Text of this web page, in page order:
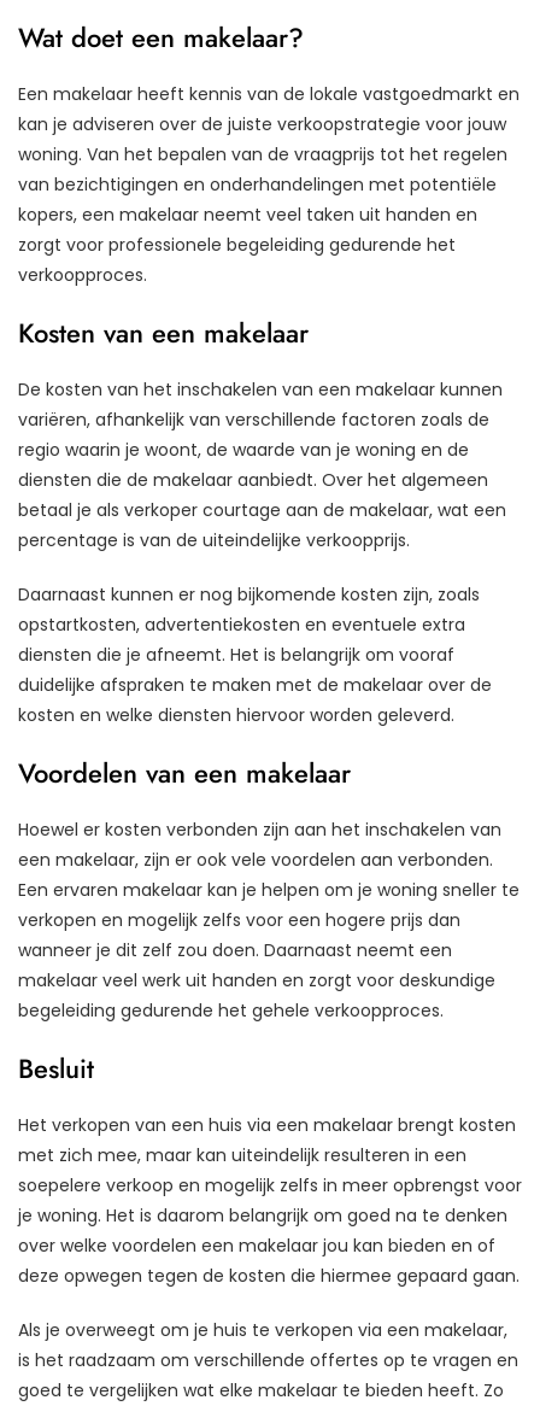
Wat doet een makelaar?
Een makelaar heeft kennis van de lokale vastgoedmarkt en
kan je adviseren over de juiste verkoopstrategie voor jouw
woning. Van het bepalen van de vraagprijs tot het regelen
van bezichtigingen en onderhandelingen met potentiële
kopers, een makelaar neemt veel taken uit handen en
zorgt voor professionele begeleiding gedurende het
verkoopproces.
Kosten van een makelaar
De kosten van het inschakelen van een makelaar kunnen
variëren, afhankelijk van verschillende factoren zoals de
regio waarin je woont, de waarde van je woning en de
diensten die de makelaar aanbiedt. Over het algemeen
betaal je als verkoper courtage aan de makelaar, wat een
percentage is van de uiteindelijke verkoopprijs.
Daarnaast kunnen er nog bijkomende kosten zijn, zoals
opstartkosten, advertentiekosten en eventuele extra
diensten die je afneemt. Het is belangrijk om vooraf
duidelijke afspraken te maken met de makelaar over de
kosten en welke diensten hiervoor worden geleverd.
Voordelen van een makelaar
Hoewel er kosten verbonden zijn aan het inschakelen van
een makelaar, zijn er ook vele voordelen aan verbonden.
Een ervaren makelaar kan je helpen om je woning sneller te
verkopen en mogelijk zelfs voor een hogere prijs dan
wanneer je dit zelf zou doen. Daarnaast neemt een
makelaar veel werk uit handen en zorgt voor deskundige
begeleiding gedurende het gehele verkoopproces.
Besluit
Het verkopen van een huis via een makelaar brengt kosten
met zich mee, maar kan uiteindelijk resulteren in een
soepelere verkoop en mogelijk zelfs in meer opbrengst voor
je woning. Het is daarom belangrijk om goed na te denken
over welke voordelen een makelaar jou kan bieden en of
deze opwegen tegen de kosten die hiermee gepaard gaan.
Als je overweegt om je huis te verkopen via een makelaar,
is het raadzaam om verschillende offertes op te vragen en
goed te vergelijken wat elke makelaar te bieden heeft. Zo